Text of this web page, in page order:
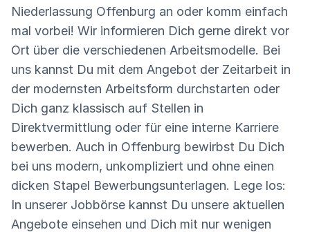
Niederlassung Offenburg an oder komm einfach
mal vorbei! Wir informieren Dich gerne direkt vor
Ort über die verschiedenen Arbeitsmodelle. Bei
uns kannst Du mit dem Angebot der Zeitarbeit in
der modernsten Arbeitsform durchstarten oder
Dich ganz klassisch auf Stellen in
Direktvermittlung oder für eine interne Karriere
bewerben. Auch in Offenburg bewirbst Du Dich
bei uns modern, unkompliziert und ohne einen
dicken Stapel Bewerbungsunterlagen. Lege los:
In unserer Jobbörse kannst Du unsere aktuellen
Angebote einsehen und Dich mit nur wenigen